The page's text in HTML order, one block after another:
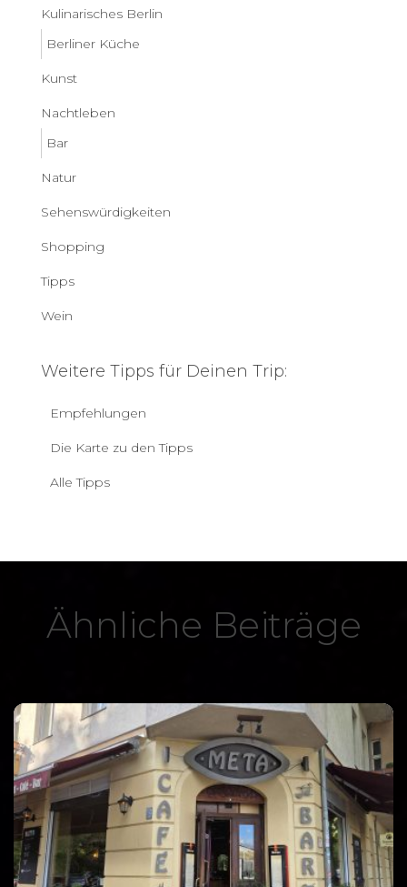
Kulinarisches Berlin
Berliner Küche
Kunst
Nachtleben
Bar
Natur
Sehenswürdigkeiten
Shopping
Tipps
Wein
Weitere Tipps für Deinen Trip:
Empfehlungen
Die Karte zu den Tipps
Alle Tipps
Ähnliche Beiträge